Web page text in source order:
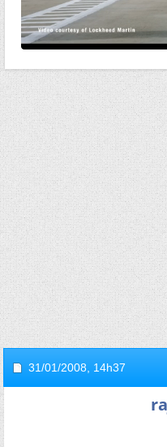
31/01/2008, 14h37